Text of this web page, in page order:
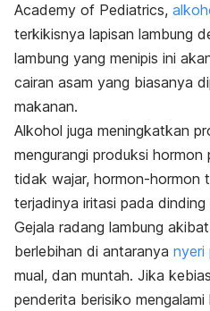
Academy of Pediatrics,
terkikisnya lapisan lambung
lambung yang menipis ini
cairan asam yang biasanya
makanan.
Alkohol juga meningkatkan
mengurangi produksi hormon
tidak wajar, hormon-hormon
terjadinya iritasi pada dinding
Gejala radang lambung
berlebihan di antaranya nyeri
mual, dan muntah. Jika
penderita berisiko